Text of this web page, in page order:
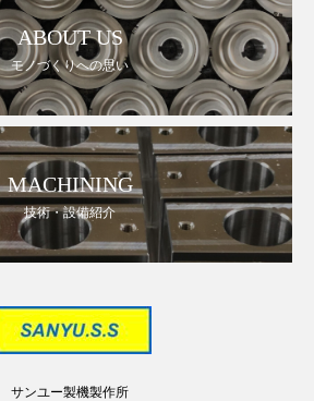
ABOUT US
モノづくりへの思い
MACHINING
技術・設備紹介
サンユー製機製作所